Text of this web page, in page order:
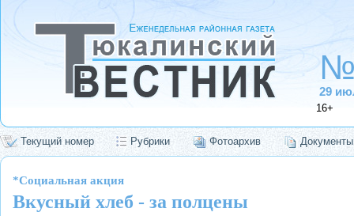
29
16+
Текущий номер Рубрики Фотоархив Документы
*Социальная акция
Вкусный хлеб - за полцены